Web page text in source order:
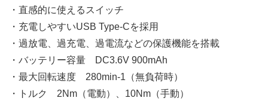
・直感的に使えるスイッチ
・充電しやすいUSB Type-Cを採用
・過放電、過充電、過電流などの保護機能を搭載
・バッテリー容量 DC3.6V 900mAh
・最大回転速度 280min-1（無負荷時）
・トルク 2Nm（電動）、10Nm（手動）